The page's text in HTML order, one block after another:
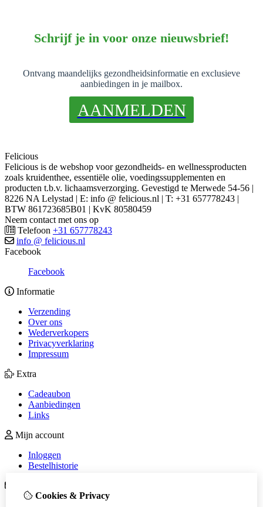
Schrijf je in voor onze nieuwsbrief!
Ontvang maandelijks gezondheidsinformatie en exclusieve
aanbiedingen in je mailbox.
AANMELDEN
Felicious
Felicious is de webshop voor gezondheids- en wellnessproducten
zoals kruidenthee, essentiële olie, voedingssupplementen en
producten t.b.v. lichaamsverzorging. Gevestigd te Merwede 54-56 |
8226 NA Lelystad | E: info @ felicious.nl | T: +31 657778243 |
BTW 861723685B01 | KvK 80580459
Neem contact met ons op
Telefoon +31 657778243
info @ felicious.nl
Facebook
Facebook
Informatie
Verzending
Over ons
Wederverkopers
Privacyverklaring
Impressum
Extra
Cadeaubon
Aanbiedingen
Links
Mijn account
Inloggen
Bestelhistorie
Cookies & Privacy